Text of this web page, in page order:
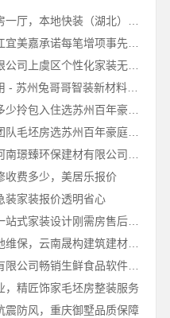
鹿山家装不增项，浙江宜美嘉承诺每笔增项事先确认
绍兴卓鑫装饰材料有限公司上虞区个性化家装无隐形增项
装饰毛坯房零增项费用 - 苏州兔哥哥智装新材料有限公司
苏州相城家装设计费多少拎包入住选苏州百年豪庭新材料有限公司
苏州一站式家装施工团队毛坯房选苏州百年豪庭新材料有限公司
收费多少，美居乐报价
装家装报价透明省心
居安天成西安雁塔区一站式家装设计刚需房售后完善
轻奢高端重钢住宅本地维保，云南晟构建筑建材有限公司
湖北省惠物电子商务有限公司畅销生鲜食品软件功能
，精匠饰家毛坯房整装服务
震防风，重庆御墅品质保障